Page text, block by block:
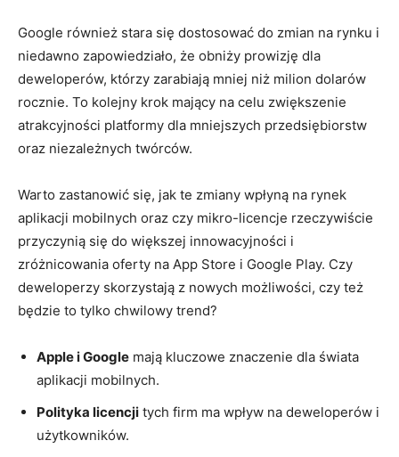
Google również stara się dostosować⁤ do zmian na rynku i
niedawno zapowiedziało, że obniży prowizję dla
deweloperów, którzy ​zarabiają mniej niż milion dolarów
rocznie. To kolejny krok⁢ mający na celu zwiększenie
atrakcyjności platformy dla mniejszych przedsiębiorstw
oraz niezależnych twórców.
Warto zastanowić się, jak te zmiany wpłyną na ⁢rynek
aplikacji mobilnych oraz czy mikro-licencje rzeczywiście
przyczynią się do większej innowacyjności ⁤i
zróżnicowania oferty na App Store i Google Play. Czy
deweloperzy skorzystają z‍ nowych możliwości, czy też
będzie to tylko chwilowy trend?
Apple i ⁤Google mają kluczowe znaczenie dla świata
aplikacji mobilnych.
Polityka licencji tych firm ma wpływ​ na deweloperów i
użytkowników.